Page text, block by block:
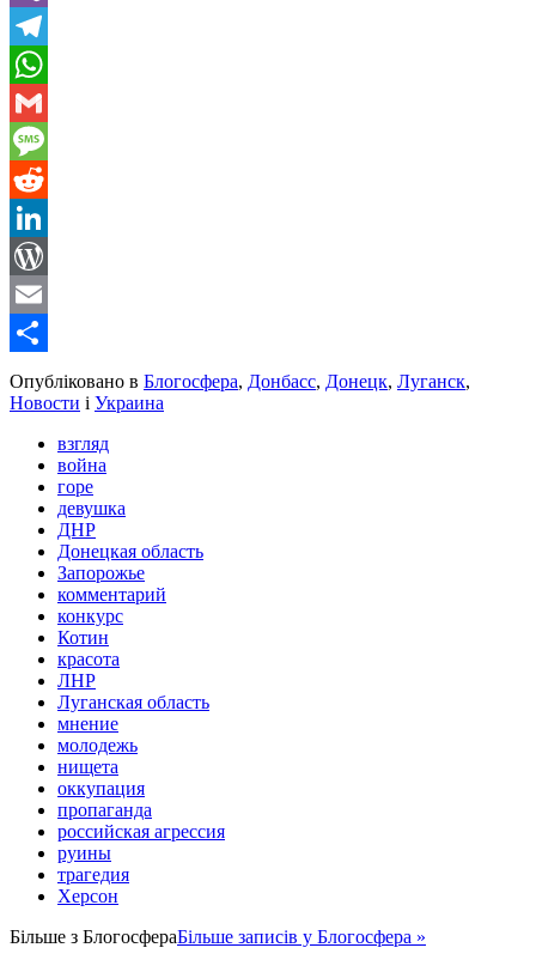
Viber
Telegram
WhatsApp
Gmail
Message
Reddit
LinkedIn
WordPress
Email
Share
Опубліковано в Блогосфера, Донбасс, Донецк, Луганск,
Новости і Украина
взгляд
война
горе
девушка
ДНР
Донецкая область
Запорожье
комментарий
конкурс
Котин
красота
ЛНР
Луганская область
мнение
молодежь
нищета
оккупация
пропаганда
российская агрессия
руины
трагедия
Херсон
Більше з БлогосфераБільше записів у Блогосфера »